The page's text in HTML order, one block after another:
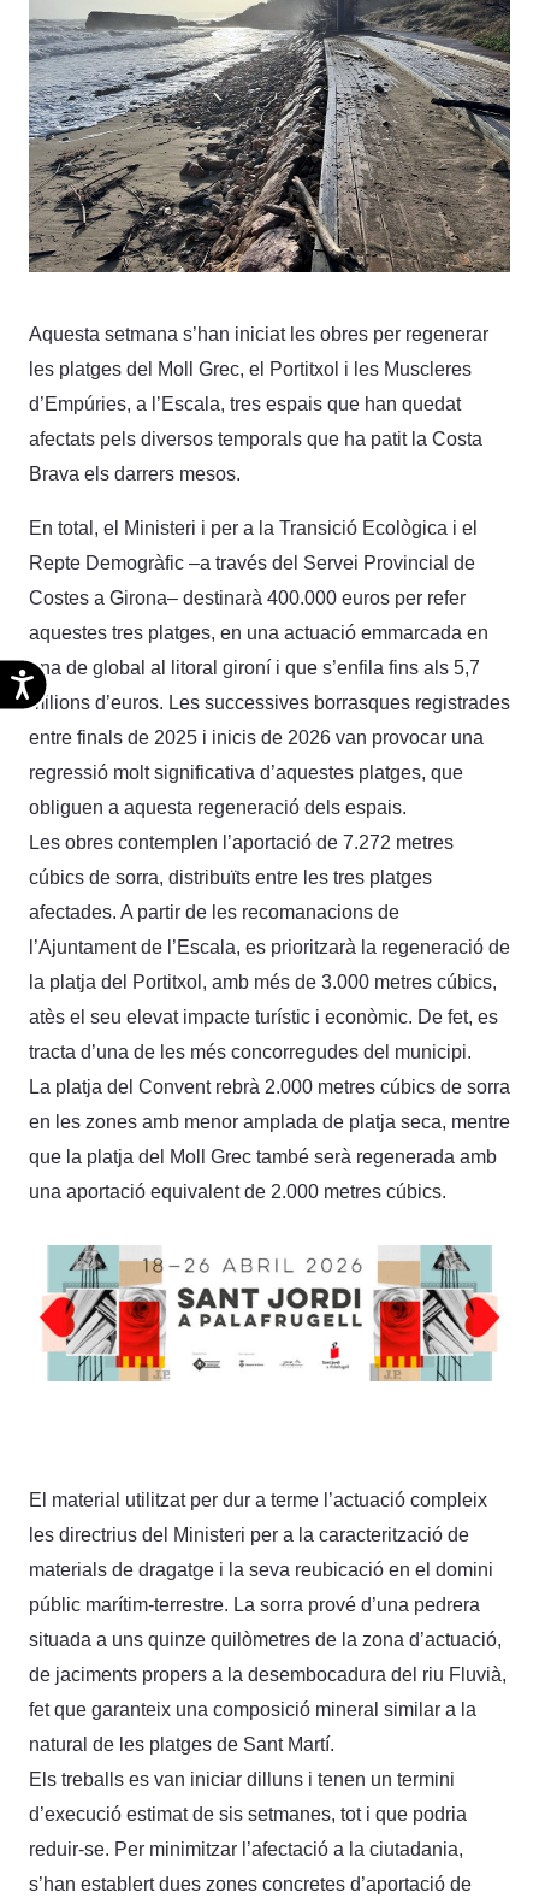
Accesibilidad
Aquesta setmana s’han iniciat les obres per regenerar
les platges del Moll Grec, el Portitxol i les Muscleres
d’Empúries, a l’Escala, tres espais que han quedat
afectats pels diversos temporals que ha patit la Costa
Brava els darrers mesos.
En total, el Ministeri i per a la Transició Ecològica i el
Repte Demogràfic –a través del Servei Provincial de
Costes a Girona– destinarà 400.000 euros per refer
aquestes tres platges, en una actuació emmarcada en
una de global al litoral gironí i que s’enfila fins als 5,7
milions d’euros. Les successives borrasques registrades
entre finals de 2025 i inicis de 2026 van provocar una
regressió molt significativa d’aquestes platges, que
obliguen a aquesta regeneració dels espais.
Les obres contemplen l’aportació de 7.272 metres
cúbics de sorra, distribuïts entre les tres platges
afectades. A partir de les recomanacions de
l’Ajuntament de l’Escala, es prioritzarà la regeneració de
la platja del Portitxol, amb més de 3.000 metres cúbics,
atès el seu elevat impacte turístic i econòmic. De fet, es
tracta d’una de les més concorregudes del municipi.
La platja del Convent rebrà 2.000 metres cúbics de sorra
en les zones amb menor amplada de platja seca, mentre
que la platja del Moll Grec també serà regenerada amb
una aportació equivalent de 2.000 metres cúbics.
El material utilitzat per dur a terme l’actuació compleix
les directrius del Ministeri per a la caracterització de
materials de dragatge i la seva reubicació en el domini
públic marítim-terrestre. La sorra prové d’una pedrera
situada a uns quinze quilòmetres de la zona d’actuació,
de jaciments propers a la desembocadura del riu Fluvià,
fet que garanteix una composició mineral similar a la
natural de les platges de Sant Martí.
Els treballs es van iniciar dilluns i tenen un termini
d’execució estimat de sis setmanes, tot i que podria
reduir-se. Per minimitzar l’afectació a la ciutadania,
s’han establert dues zones concretes d’aportació de